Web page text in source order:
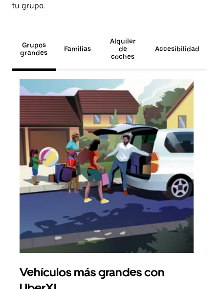
tu grupo.
Grupos
grandes
Familias
Alquiler
de
coches
Accesibilidad
Vehículos más grandes con